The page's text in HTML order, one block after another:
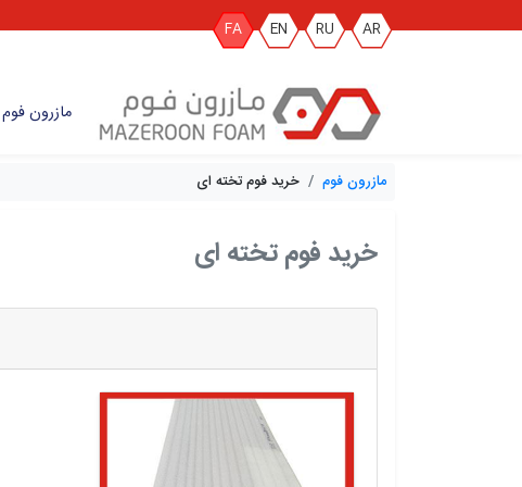
FA EN RU
AR
مازرون فوم
مازرون فوم خرید فوم تخته ای
خرید فوم تخته ای